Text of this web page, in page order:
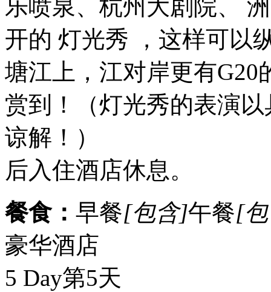
乐喷泉、杭州大剧院、
开的 灯光秀 ，这样可以
塘江上，江对岸更有
赏到！（灯光秀的表演
谅解！）
后入住酒店休息。
餐食： 早餐[包含]午餐[
豪华酒店
5 Day第5天